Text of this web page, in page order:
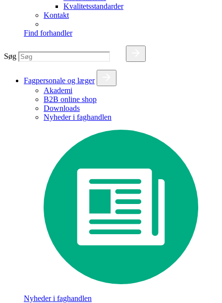
Kvalitetsstandarder
Kontakt
Find forhandler
Søg
Fagpersonale og læger
Akademi
B2B online shop
Downloads
Nyheder i faghandlen
Nyheder i faghandlen